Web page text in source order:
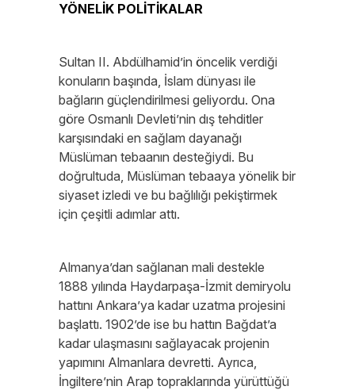
YÖNELİK POLİTİKALAR
Sultan II. Abdülhamid’in öncelik verdiği
konuların başında, İslam dünyası ile
bağların güçlendirilmesi geliyordu. Ona
göre Osmanlı Devleti’nin dış tehditler
karşısındaki en sağlam dayanağı
Müslüman tebaanın desteğiydi. Bu
doğrultuda, Müslüman tebaaya yönelik bir
siyaset izledi ve bu bağlılığı pekiştirmek
için çeşitli adımlar attı.
Almanya’dan sağlanan mali destekle
1888 yılında Haydarpaşa-İzmit demiryolu
hattını Ankara’ya kadar uzatma projesini
başlattı. 1902’de ise bu hattın Bağdat’a
kadar ulaşmasını sağlayacak projenin
yapımını Almanlara devretti. Ayrıca,
İngiltere’nin Arap topraklarında yürüttüğü